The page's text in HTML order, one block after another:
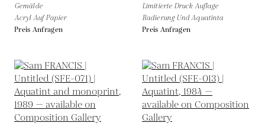
Gemälde
Acryl Auf Papier
Preis Anfragen
Limitierte Druck Auflage
Radierung Und Aquatinta
Preis Anfragen